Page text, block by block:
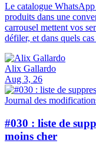
Le catalogue WhatsApp
produits dans une
carrousel mettent vos
défiler, et dans quels
Alix Gallardo
Aug 3, 26
Journal des
#030 : liste de
moins cher